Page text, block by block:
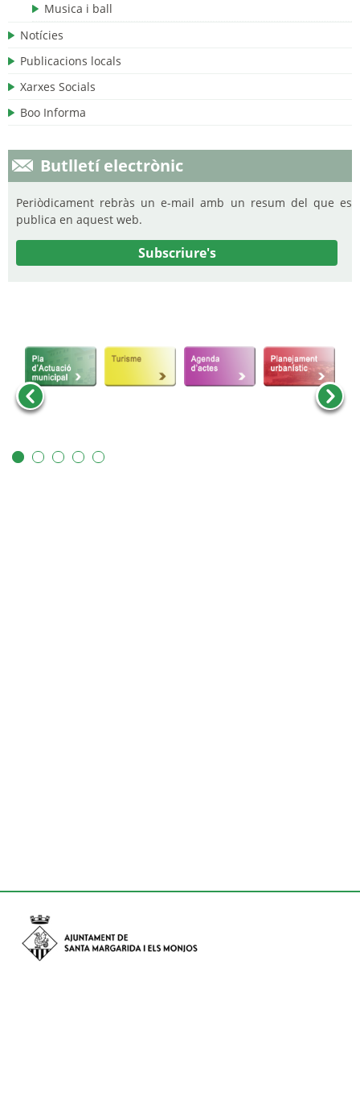
Musica i ball
Notícies
Publicacions locals
Xarxes Socials
Boo Informa
Butlletí electrònic
Periòdicament rebràs un e-mail amb un resum del que es
publica en aquest web.
Subscriure's